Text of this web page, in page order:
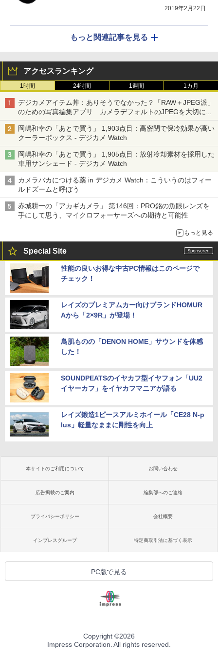
2019年2月22日
もっと関連記事を見る
アクセスランキング
1時間 24時間 1週間 1カ月
デジカメアイテム丼：ありそうでなかった？「RAW＋JPEG派」
のための写真編集アプリ カメラデフォルトのJPEGを大切にす
る「Filmator」
岡嶋和幸の「あとで買う」 1,903点目：高密閉で保冷効果が高い
クーラーボックス - デジカメ Watch
岡嶋和幸の「あとで買う」 1,905点目：放射冷却素材を採用した
車用サンシェード - デジカメ Watch
カメラバカにつける薬 in デジカメ Watch：こういうのはフィー
ルドズームと呼ぼう
赤城耕一の「アカギカメラ」 第146回：PRO銘の魚眼レンズを
手にして思う、マイクロフォーサーズへの期待と可能性
もっと見る
Special Site
性能の良いお得な中古PC情報はこのページで
チェック！
レイズのプレミアムカー向けブランドHOMUR
Aから「2×9R」が登場！
鳥肌ものの「DENON HOME」サウンドを体感
した！
SOUNDPEATSのイヤカフ型イヤフォン「UU2
イヤーカフ」をイヤカフマニアが語る
レイズ鍛造1ピースアルミホイール「CE28 N-p
lus」軽量なままに剛性を向上
本サイトのご利用について お問い合わせ
広告掲載のご案内 編集部へのご連絡
プライバシーポリシー 会社概要
インプレスグループ 特定商取引法に基づく表示
PC版で見る
Copyright ©2026
Impress Corporation. All rights reserved.